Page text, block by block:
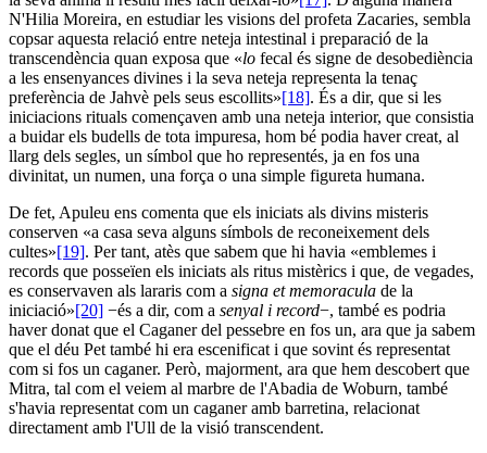
N'Hilia Moreira, en estudiar les visions del profeta Zacaries, sembla
copsar aquesta relació entre neteja intestinal i preparació de la
transcendència quan exposa que «lo fecal és signe de desobediència
a les ensenyances divines i la seva neteja representa la tenaç
preferència de Jahvè pels seus escollits»[18]. És a dir, que si les
iniciacions rituals començaven amb una neteja interior, que consistia
a buidar els budells de tota impuresa, hom bé podia haver creat, al
llarg dels segles, un símbol que ho representés, ja en fos una
divinitat, un numen, una força o una simple figureta humana.
De fet, Apuleu ens comenta que els iniciats als divins misteris
conserven «a casa seva alguns símbols de reconeixement dels
cultes»[19]. Per tant, atès que sabem que hi havia «emblemes i
records que posseïen els iniciats als ritus mistèrics i que, de vegades,
es conservaven als lararis com a signa et memoracula de la
iniciació»[20] −és a dir, com a senyal i record−, també es podria
haver donat que el Caganer del pessebre en fos un, ara que ja sabem
que el déu Pet també hi era escenificat i que sovint és representat
com si fos un caganer. Però, majorment, ara que hem descobert que
Mitra, tal com el veiem al marbre de l'Abadia de Woburn, també
s'havia representat com un caganer amb barretina, relacionat
directament amb l'Ull de la visió transcendent.